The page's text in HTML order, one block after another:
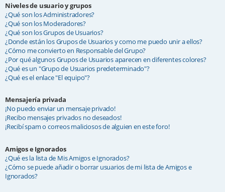
Niveles de usuario y grupos
¿Qué son los Administradores?
¿Qué son los Moderadores?
¿Qué son los Grupos de Usuarios?
¿Donde están los Grupos de Usuarios y como me puedo unir a ellos?
¿Cómo me convierto en Responsable del Grupo?
¿Por qué algunos Grupos de Usuarios aparecen en diferentes colores?
¿Qué es un "Grupo de Usuarios predeterminado"?
¿Qué es el enlace "El equipo"?
Mensajería privada
¡No puedo enviar un mensaje privado!
¡Recibo mensajes privados no deseados!
¡Recibí spam o correos maliciosos de alguien en este foro!
Amigos e Ignorados
¿Qué es la lista de Mis Amigos e Ignorados?
¿Cómo se puede añadir o borrar usuarios de mi lista de Amigos e
Ignorados?